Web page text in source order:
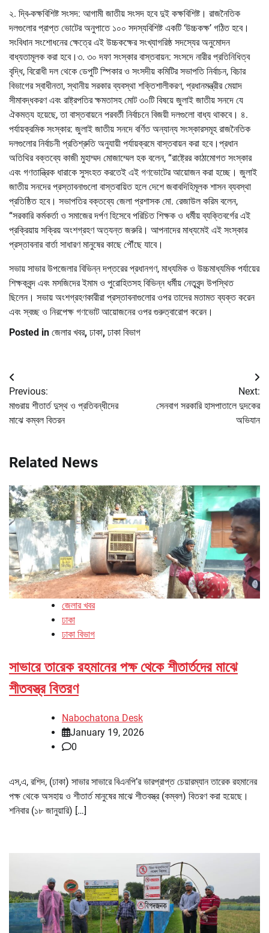
২. দ্বি-কক্ষবিশিষ্ট সংসদ: আগামী জাতীয় সংসদ হবে দুই কক্ষবিশিষ্ট। রাজনৈতিক
দলগুলোর প্রাপ্ত ভোটের অনুপাতে ১০০ সদস্যবিশিষ্ট একটি ‘উচ্চকক্ষ’ গঠিত হবে।
সংবিধান সংশোধনের ক্ষেত্রে এই উচ্চকক্ষের সংখ্যাগরিষ্ঠ সদস্যের অনুমোদন
বাধ্যতামূলক করা হবে।৩. ৩০ দফা সংস্কার বাস্তবায়ন: সংসদে নারীর প্রতিনিধিত্ব
বৃদ্ধি, বিরোধী দল থেকে ডেপুটি স্পিকার ও সংসদীয় কমিটির সভাপতি নির্বাচন, বিচার
বিভাগের স্বাধীনতা, স্থানীয় সরকার ব্যবস্থা শক্তিশালীকরণ, প্রধানমন্ত্রীর মেয়াদ
সীমাবদ্ধকরণ এবং রাষ্ট্রপতির ক্ষমতাসহ মোট ৩০টি বিষয়ে জুলাই জাতীয় সনদে যে
ঐকমত্য হয়েছে, তা বাস্তবায়নে পরবর্তী নির্বাচনে বিজয়ী দলগুলো বাধ্য থাকবে। ৪.
পর্যায়ক্রমিক সংস্কার: জুলাই জাতীয় সনদে বর্ণিত অন্যান্য সংস্কারসমূহ রাজনৈতিক
দলগুলোর নির্বাচনী প্রতিশ্রুতি অনুযায়ী পর্যায়ক্রমে বাস্তবায়ন করা হবে।প্রধান
অতিথির বক্তব্যে কাজী মুহাম্মদ মোজাম্মেল হক বলেন, “রাষ্ট্রের কাঠামোগত সংস্কার
এবং গণতান্ত্রিক ধারাকে সুসংহত করতেই এই গণভোটের আয়োজন করা হচ্ছে। জুলাই
জাতীয় সনদের প্রস্তাবনাগুলো বাস্তবায়িত হলে দেশে জবাবদিহিমূলক শাসন ব্যবস্থা
প্রতিষ্ঠিত হবে। সভাপতির বক্তব্যে জেলা প্রশাসক মো. রেজাউল করিম বলেন,
“সরকারি কর্মকর্তা ও সমাজের দর্পণ হিসেবে পরিচিত শিক্ষক ও ধর্মীয় ব্যক্তিবর্গের এই
প্রক্রিয়ায় সক্রিয় অংশগ্রহণ অত্যন্ত জরুরি। আপনাদের মাধ্যমেই এই সংস্কার
প্রস্তাবনার বার্তা সাধারণ মানুষের কাছে পৌঁছে যাবে।
সভায় সাভার উপজেলার বিভিন্ন দপ্তরের প্রধানগণ, মাধ্যমিক ও উচ্চমাধ্যমিক পর্যায়ের
শিক্ষকবৃন্দ এবং মসজিদের ইমাম ও পুরোহিতসহ বিভিন্ন ধর্মীয় নেতৃবৃন্দ উপস্থিত
ছিলেন। সভায় অংশগ্রহণকারীরা প্রস্তাবনাগুলোর ওপর তাদের মতামত ব্যক্ত করেন
এবং স্বচ্ছ ও নিরপেক্ষ গণভোট আয়োজনের ওপর গুরুত্বারোপ করেন।
Posted in জেলার খবর, ঢাকা, ঢাকা বিভাগ
Post
navigation
Previous:
মাগুরায় শীতার্ত দুস্থ ও প্রতিবন্ধীদের
মাঝে কম্বল বিতরন
Next:
সেনবাগ সরকারি হাসপাতালে দুদকের
অভিযান
Related News
জেলার খবর
ঢাকা
ঢাকা বিভাগ
সাভারে তারেক রহমানের পক্ষ থেকে শীতার্তদের মাঝে
শীতবস্ত্র বিতরণ
Nabochatona Desk
January 19, 2026
0
এস,এ, রশিদ, (ঢাকা) সাভার সাভারে বিএনপি’র ভারপ্রাপ্ত চেয়ারম্যান তারেক রহমানের
পক্ষ থেকে অসহায় ও শীতার্ত মানুষের মাঝে শীতবস্ত্র (কম্বল) বিতরণ করা হয়েছে।
শনিবার (১৮ জানুয়ারি) […]